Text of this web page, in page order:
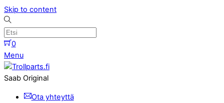
Skip to content
0
Menu
Saab Original
Ota yhteyttä